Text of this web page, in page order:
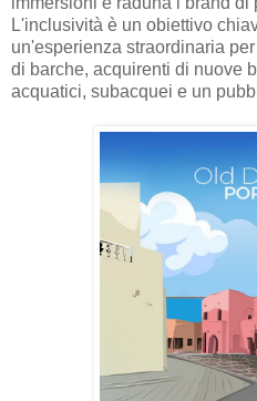
L'inclusività è un obiettivo
un'esperienza straordinaria
di barche, acquirenti di nuove
acquatici, subacquei e un